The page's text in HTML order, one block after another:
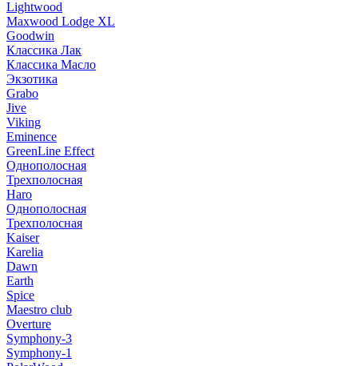
Lightwood
Maxwood Lodge XL
Goodwin
Классика Лак
Классика Масло
Экзотика
Grabo
Jive
Viking
Eminence
GreenLine Effect
Однополосная
Трехполосная
Haro
Однополосная
Трехполосная
Kaiser
Karelia
Dawn
Earth
Spice
Maestro club
Overture
Symphony-3
Symphony-1